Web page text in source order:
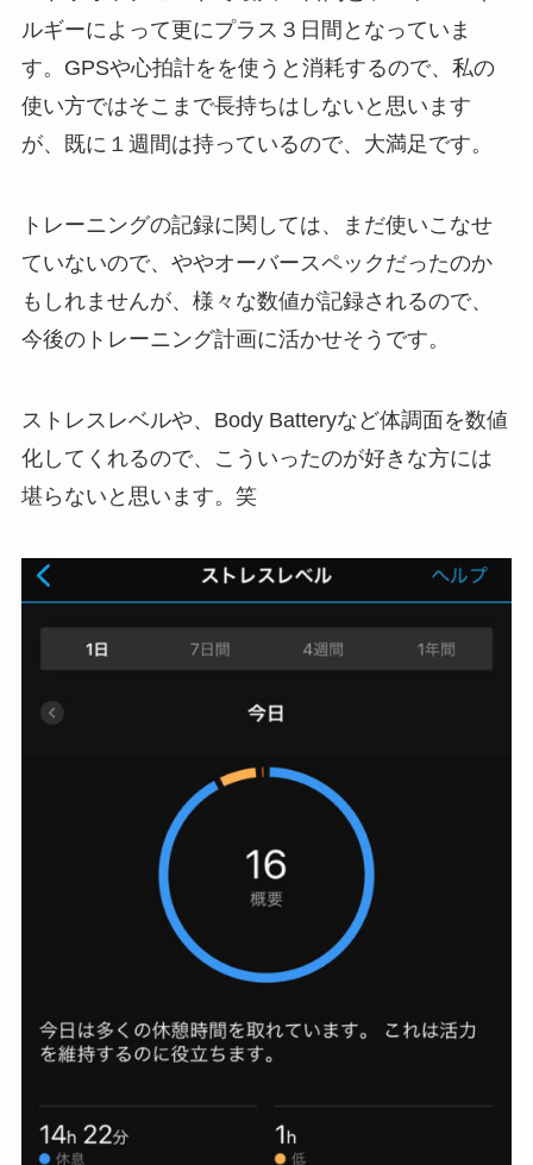
ルギーによって更にプラス３日間となっていま
す。GPSや心拍計をを使うと消耗するので、私の
使い方ではそこまで長持ちはしないと思います
が、既に１週間は持っているので、大満足です。
トレーニングの記録に関しては、まだ使いこなせ
ていないので、ややオーバースペックだったのか
もしれませんが、様々な数値が記録されるので、
今後のトレーニング計画に活かせそうです。
ストレスレベルや、Body Batteryなど体調面を数値
化してくれるので、こういったのが好きな方には
堪らないと思います。笑